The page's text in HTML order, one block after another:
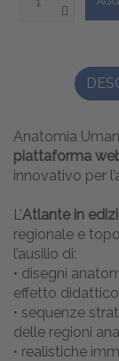
Anatomia
piattaforma
innovativo per
L’Atlante in
regionale e
l’ausilio di:
• disegni
effetto
• sequenze
delle regioni
• realistiche